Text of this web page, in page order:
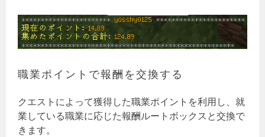
職業ポイントで報酬を交換する
クエストによって獲得した職業ポイントを利用し、就
業している職業に応じた報酬ルートボックスと交換で
きます。